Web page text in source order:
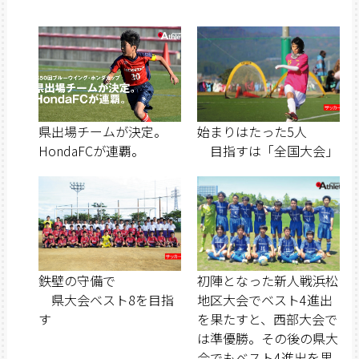
県出場チームが決定。
HondaFCが連覇。
始まりはたった5人
目指すは「全国大会」
鉄壁の守備で
県大会ベスト8を目指
す
初陣となった新人戦浜松
地区大会でベスト4進出
を果たすと、西部大会で
は準優勝。その後の県大